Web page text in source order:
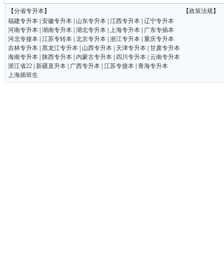
【分省专升本】
福建专升本 安徽专升本 山东专升本 江西专升本 辽宁专升本
河南专升本 湖南专升本 湖北专升本 上海专升本
广东专插本
河北专接本 江苏专转本 北京专升本 浙江专升本 重庆专升本
吉林专升本 黑龙江专升本 山西专升本 天津专升本 甘肃专升本
海南专升本
陕西专升本 内蒙古专升本 四川专升本 云南专升本
浙江省22 新疆直升本 广西专升本 江苏专接本 青海专升本
上海插班生
【政策法规】